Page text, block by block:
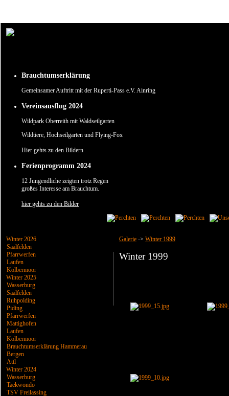
Brauchtumserklärung
Gemeinsamer Auftritt mit der Ruperti-Pass e.V. Ainring
Vereinsausflug 2024
Wildpark Oberreith mit Waldseilgarten
Wildtiere, Hochseilgarten und Flying-Fox
Hier gehts zu den Bildern
Ferienprogramm 2024
12 Jungendliche zeigten trotz Regen
großes Interesse am Brauchtum.
hier gehts zu den Bilder
Winter 2026
Saalfelden
Pfarrwerfen
Laufen
Kolbermoor
Winter 2025
Wasserburg
Saalfelden
Ruhpolding
Piding
Pfarrwerfen
Mattighofen
Laufen
Kolbermoor
Brauchtumserklärung Hammerau
Bergen
Attl
Winter 2024
Wasserburg
Taekwondo
TSV Freilassing
Galerie -> Winter 1999
Winter 1999